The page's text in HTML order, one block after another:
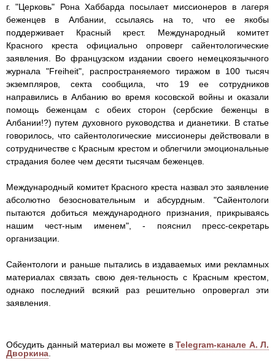
г. "Церковь" Рона Хаббарда посылает миссионеров в лагеря
беженцев в Албании, ссылаясь на то, что ее якобы
поддерживает Красный крест. Международный комитет
Красного креста официально опроверг сайентологические
заявления. Во французском издании своего немецкоязычного
журнала "Freiheit", распространяемого тиражом в 100 тысяч
экземпляров, секта сообщила, что 19 ее сотрудников
направились в Албанию во время косовской войны и оказали
помощь беженцам с обеих сторон (сербские беженцы в
Албании!?) путем духовного руководства и дианетики. В статье
говорилось, что сайентологические миссионеры действовали в
сотрудничестве с Красным крестом и облегчили эмоциональные
страдания более чем десяти тысячам беженцев.
Международный комитет Красного креста назвал это заявление
абсолютно безосновательным и абсурдным. "Сайентологи
пытаются добиться международного признания, прикрываясь
нашим чест-ным именем", - пояснил пресс-секретарь
организации.
Сайентологи и раньше пытались в издаваемых ими рекламных
материалах связать свою дея-тельность с Красным крестом,
однако последний всякий раз решительно опровергал эти
заявления.
Обсудить данный материал вы можете в Telegram-канале А. Л.
Дворкина